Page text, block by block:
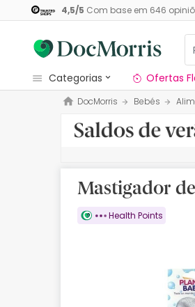
4,5/5 Com base em 646
categorias
Dermocosmetica
Nossa marca
Medicamentos
Cosmética
Ofertas
DocMorris Bebés
Mastigador
Health Points